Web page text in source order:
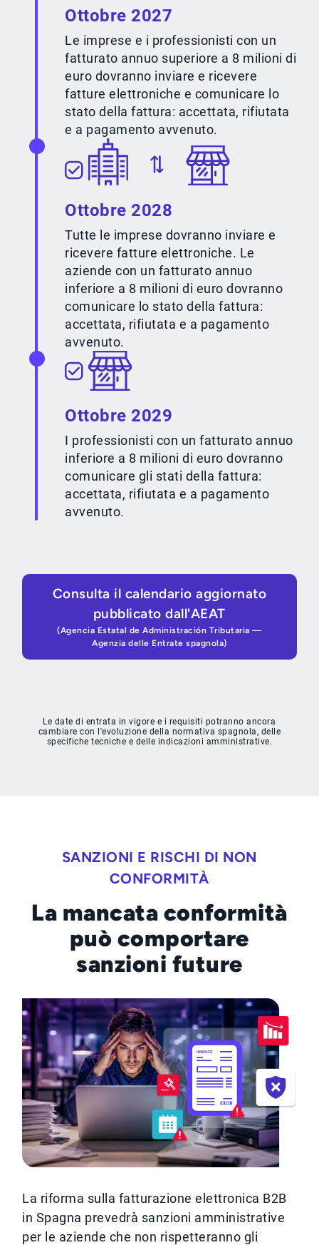
Ottobre 2027
Le imprese e i professionisti con un
fatturato annuo superiore a 8 milioni di
euro dovranno inviare e ricevere
fatture elettroniche e comunicare lo
stato della fattura: accettata, rifiutata
e a pagamento avvenuto.
Ottobre 2028
Tutte le imprese dovranno inviare e
ricevere fatture elettroniche. Le
aziende con un fatturato annuo
inferiore a 8 milioni di euro dovranno
comunicare lo stato della fattura:
accettata, rifiutata e a pagamento
avvenuto.
Ottobre 2029
I professionisti con un fatturato annuo
inferiore a 8 milioni di euro dovranno
comunicare gli stati della fattura:
accettata, rifiutata e a pagamento
avvenuto.
Consulta il calendario aggiornato
pubblicato dall'AEAT
(Agencia Estatal de Administración Tributaria —
Agenzia delle Entrate spagnola)
Le date di entrata in vigore e i requisiti potranno ancora
cambiare con l'evoluzione della normativa spagnola, delle
specifiche tecniche e delle indicazioni amministrative.
SANZIONI E RISCHI DI NON
CONFORMITÀ
La mancata conformità
può comportare
sanzioni future
La riforma sulla fatturazione elettronica B2B
in Spagna prevedrà sanzioni amministrative
per le aziende che non rispetteranno gli